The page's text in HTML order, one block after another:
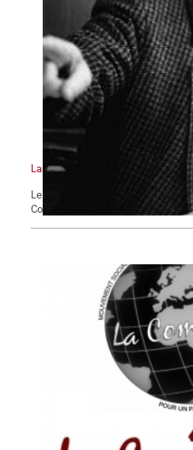
Lambertisme d'hier et d'aujourd'hui
Les Cahiers de La Commune.
Contribution partielle sur l’OCI –PCI